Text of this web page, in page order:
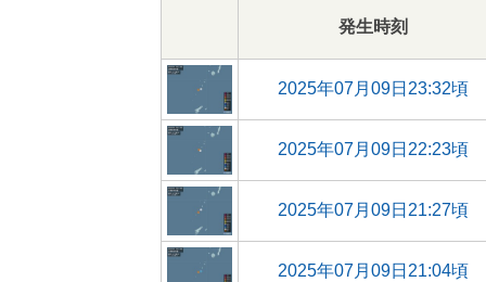
発生時刻
2025年07月09日23:32頃
2025年07月09日22:23頃
2025年07月09日21:27頃
2025年07月09日21:04頃